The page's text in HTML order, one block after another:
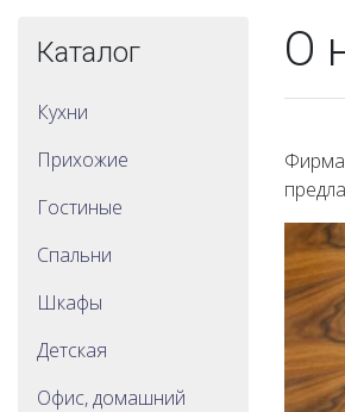
Каталог
Кухни
Прихожие
Гостиные
Спальни
Шкафы
Детская
Офис, домашний
О
Фирма